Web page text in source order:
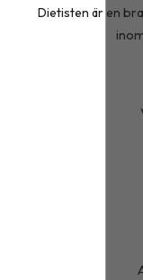
Dietisten är en